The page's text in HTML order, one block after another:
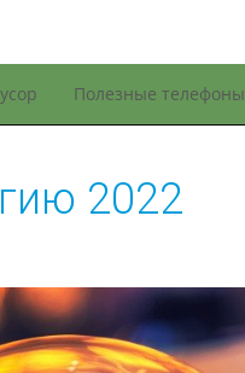
Полезные телефоны
2022